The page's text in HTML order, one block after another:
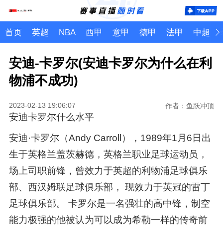
首页 英超 NBA 西甲 意甲 德甲 法甲 中超
安迪-卡罗尔(安迪卡罗尔为什么在利
物浦不成功)
2023-02-13 19:06:07 作者：鱼跃冲顶
安迪卡罗尔什么水平
安迪·卡罗尔（Andy Carroll），1989年1月6日出
生于英格兰盖茨赫德，英格兰职业足球运动员，
场上司职前锋，曾效力于英超的利物浦足球俱乐
部、西汉姆联足球俱乐部， 现效力于英冠的雷丁
足球俱乐部。 卡罗尔是一名强壮的高中锋，制空
能力极强的他被认为可以成为希勒一样的传奇前